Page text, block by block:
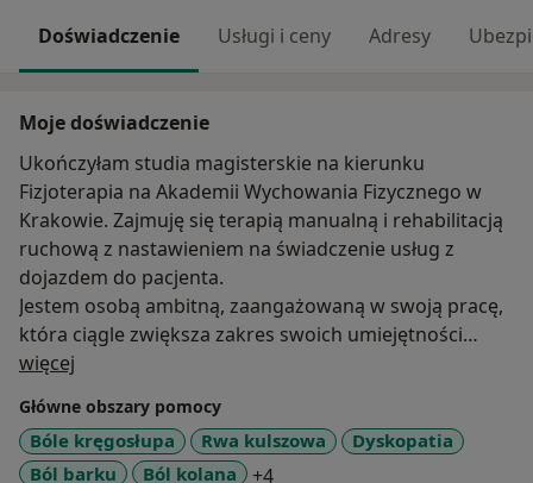
Doświadczenie Usługi i ceny Adresy
Moje doświadczenie
Ukończyłam studia magisterskie na kierunku
Fizjoterapia na Akademii Wychowania Fizycznego w
Krakowie. Zajmuję się terapią manualną i rehabilitacją
ruchową z nastawieniem na świadczenie usług z
dojazdem do pacjenta.
Jestem osobą ambitną, zaangażowaną w swoją pracę,
która ciągle zwiększa zakres swoich umiejętności
poprzez udział w kursach i szkoleniach z
nowoczesnych metod fizjoterapeutycznych.
Wychodząc naprzeciw oczekiwaniom pacjentów dbam
o profesjonalne, indywidualne podejście, skupiające
się przede wszystkim na diagnozie i leczeniu przyczyny
więcej
Główne obszary pomocy
Bóle kręgosłupa Rwa kulszowa
Dyskopatia
Ból barku
Ból kolana +4a11y_sr_more_diseases